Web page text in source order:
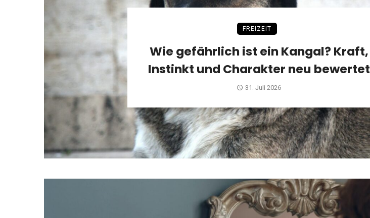
FREIZEIT
Wie gefährlich ist ein Kangal? Kraft,
Instinkt und Charakter neu bewertet
31. Juli 2026